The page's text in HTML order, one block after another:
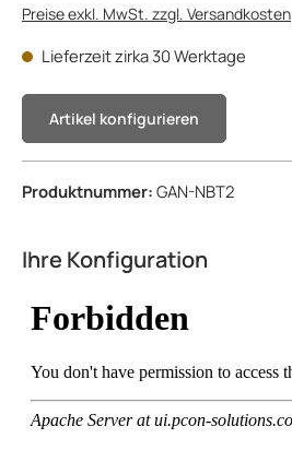
Preise exkl. MwSt. zzgl. Versandkosten
Lieferzeit zirka 30 Werktage
Artikel konfigurieren
Produktnummer: GAN-NBT2
Ihre Konfiguration